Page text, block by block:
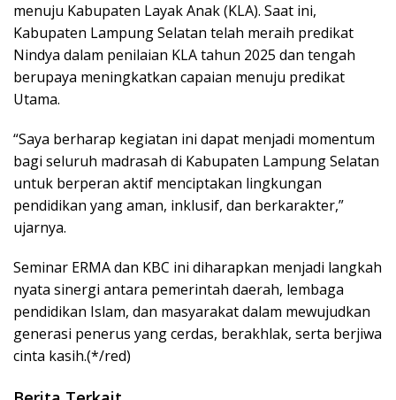
menuju Kabupaten Layak Anak (KLA). Saat ini,
Kabupaten Lampung Selatan telah meraih predikat
Nindya dalam penilaian KLA tahun 2025 dan tengah
berupaya meningkatkan capaian menuju predikat
Utama.
“Saya berharap kegiatan ini dapat menjadi momentum
bagi seluruh madrasah di Kabupaten Lampung Selatan
untuk berperan aktif menciptakan lingkungan
pendidikan yang aman, inklusif, dan berkarakter,”
ujarnya.
Seminar ERMA dan KBC ini diharapkan menjadi langkah
nyata sinergi antara pemerintah daerah, lembaga
pendidikan Islam, dan masyarakat dalam mewujudkan
generasi penerus yang cerdas, berakhlak, serta berjiwa
cinta kasih.(*/red)